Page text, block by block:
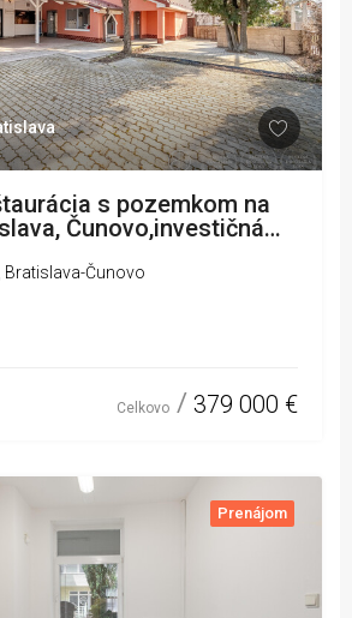
s pozemkom na
Čunovo,investičná
30 %
Bratislava-Čunovo
Celkovo 379 000 €
Prenájom